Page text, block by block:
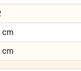
cm
cm